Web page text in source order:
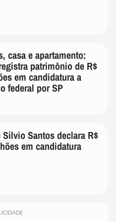
casa e apartamento:
patrimônio de R$
em candidatura a
federal por SP
Silvio Santos declara R$
em candidatura